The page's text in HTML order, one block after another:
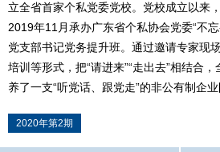
立全省首家个私党委党校。党校成立以来
2019年11月承办广东省个私协会党委“不
党支部书记党务提升班。通过邀请专家现
培训等形式，把“请进来”“走出去”相结合
养了一支“听党话、跟党走”的非公有制企业
2020年第2期